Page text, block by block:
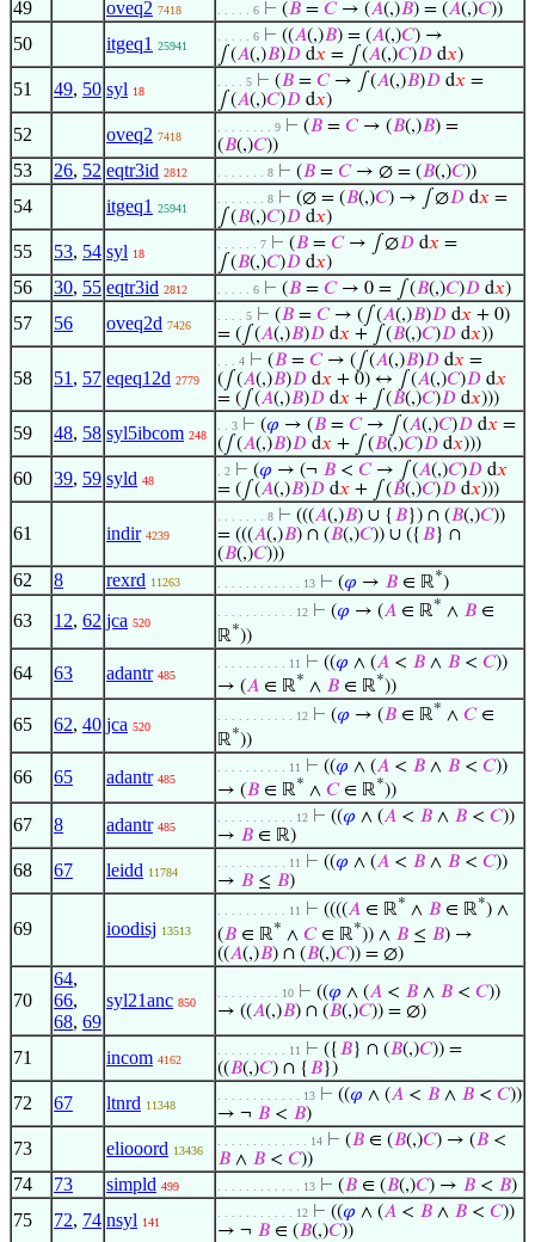
49 oveq2 7418 . . . . . 6 ⊢ (𝐵 = 𝐶→ (𝐴(,)𝐵) = (𝐴(,)𝐶))
50 itgeq1 25941
. . . . . 6 ⊢ ((𝐴(,)𝐵) = (𝐴(,)𝐶) →
∫(𝐴(,)𝐵)𝐷 d𝑥 = ∫(𝐴(,)𝐶)𝐷 d𝑥)
51 49, 50 syl 18
. . . . 5 ⊢ (𝐵 = 𝐶→ ∫(𝐴(,)𝐵)𝐷 d𝑥 =
∫(𝐴(,)𝐶)𝐷 d𝑥)
52 oveq2 7418
. . . . . . . . 9 ⊢ (𝐵 = 𝐶→ (𝐵(,)𝐵) =
(𝐵(,)𝐶))
53 26, 52 eqtr3id 2812 . . . . . . . 8 ⊢ (𝐵 = 𝐶→ ∅ = (𝐵(,)𝐶))
54 itgeq1 25941
. . . . . . . 8 ⊢ (∅ = (𝐵(,)𝐶) → ∫∅𝐷 d𝑥 =
∫(𝐵(,)𝐶)𝐷 d𝑥)
55 53, 54 syl 18
. . . . . . 7 ⊢ (𝐵 = 𝐶→ ∫∅𝐷 d𝑥 =
∫(𝐵(,)𝐶)𝐷 d𝑥)
56 30, 55 eqtr3id 2812 . . . . . 6 ⊢ (𝐵 = 𝐶→ 0 = ∫(𝐵(,)𝐶)𝐷 d𝑥)
57 56 oveq2d 7426
. . . . 5 ⊢ (𝐵 = 𝐶→ (∫(𝐴(,)𝐵)𝐷 d𝑥 + 0)
= (∫(𝐴(,)𝐵)𝐷 d𝑥 + ∫(𝐵(,)𝐶)𝐷 d𝑥))
58 51 , 57 eqeq12d 2779
. . . 4 ⊢ (𝐵 = 𝐶→ (∫(𝐴(,)𝐵)𝐷 d𝑥 =
(∫(𝐴(,)𝐵)𝐷 d𝑥 + 0) ↔ ∫(𝐴(,)𝐶)𝐷 d𝑥
= (∫(𝐴(,)𝐵)𝐷 d𝑥 + ∫(𝐵(,)𝐶)𝐷 d𝑥)))
59 48, 58 syl5ibcom 248
. . 3 ⊢ (𝜑 → (𝐵 = 𝐶→ ∫(𝐴(,)𝐶)𝐷 d𝑥 =
(∫(𝐴(,)𝐵)𝐷 d𝑥 + ∫(𝐵(,)𝐶)𝐷 d𝑥)))
60 39, 59 syld 48
. 2 ⊢ (𝜑 → (¬ 𝐵 < 𝐶→ ∫(𝐴(,)𝐶)𝐷 d𝑥
= (∫(𝐴(,)𝐵)𝐷 d𝑥 + ∫(𝐵(,)𝐶)𝐷 d𝑥)))
61 indir 4239
. . . . . . . 8 ⊢ (((𝐴(,)𝐵) ∪ { 𝐵}) ∩ (𝐵(,)𝐶))
= (((𝐴(,)𝐵) ∩ (𝐵(,)𝐶)) ∪ ({ 𝐵} ∩
(𝐵(,)𝐶)))
62 8 rexrd 11263 . . . . . . . . . . . . 13 ⊢ (𝜑 → 𝐵 ∈ ℝ*)
63 12, 62 jca 520
. . . . . . . . . . . 12 ⊢ (𝜑 → (𝐴 ∈ ℝ* ∧ 𝐵 ∈
ℝ*))
64 63 adantr 485
. . . . . . . . . . 11 ⊢ ((𝜑 ∧ (𝐴 < 𝐵 ∧ 𝐵 < 𝐶))
→ (𝐴 ∈ ℝ* ∧ 𝐵 ∈ ℝ*))
65 62, 40 jca 520
. . . . . . . . . . . 12 ⊢ (𝜑 → (𝐵 ∈ ℝ* ∧ 𝐶∈
ℝ*))
66 65 adantr 485
. . . . . . . . . . 11 ⊢ ((𝜑 ∧ (𝐴 < 𝐵 ∧ 𝐵 < 𝐶))
→ (𝐵 ∈ ℝ* ∧ 𝐶∈ ℝ*))
67 8 adantr 485
. . . . . . . . . . . 12 ⊢ ((𝜑 ∧ (𝐴 < 𝐵 ∧ 𝐵 < 𝐶))
→ 𝐵 ∈ ℝ)
68 67 leidd 11784
. . . . . . . . . . 11 ⊢ ((𝜑 ∧ (𝐴 < 𝐵 ∧ 𝐵 < 𝐶))
→ 𝐵 ≤ 𝐵)
69 ioodisj 13513
. . . . . . . . . . 11 ⊢ ((((𝐴 ∈ ℝ* ∧ 𝐵 ∈ ℝ*) ∧
(𝐵 ∈ ℝ* ∧ 𝐶∈ ℝ*)) ∧ 𝐵 ≤ 𝐵) →
((𝐴(,)𝐵) ∩ (𝐵(,)𝐶)) = ∅)
70
64,
66,
68, 69
syl21anc 850
. . . . . . . . . 10 ⊢ ((𝜑 ∧ (𝐴 < 𝐵 ∧ 𝐵 < 𝐶))
→ ((𝐴(,)𝐵) ∩ (𝐵(,)𝐶)) = ∅)
71 incom 4162
. . . . . . . . . . 11 ⊢ ({ 𝐵} ∩ (𝐵(,)𝐶)) =
((𝐵(,)𝐶) ∩ { 𝐵})
72 67 ltnrd 11348
. . . . . . . . . . . . 13 ⊢ ((𝜑 ∧ (𝐴 < 𝐵 ∧ 𝐵 < 𝐶))
→ ¬ 𝐵 < 𝐵)
73 eliooord 13436
. . . . . . . . . . . . . 14 ⊢ (𝐵 ∈ (𝐵(,)𝐶) → (𝐵 <
𝐵 ∧ 𝐵 < 𝐶))
74 73 simpld 499 . . . . . . . . . . . . 13 ⊢ (𝐵 ∈ (𝐵(,)𝐶) → 𝐵 < 𝐵)
75 72, 74 nsyl 141
. . . . . . . . . . . 12 ⊢ ((𝜑 ∧ (𝐴 < 𝐵 ∧ 𝐵 < 𝐶))
→ ¬ 𝐵 ∈ (𝐵(,)𝐶))